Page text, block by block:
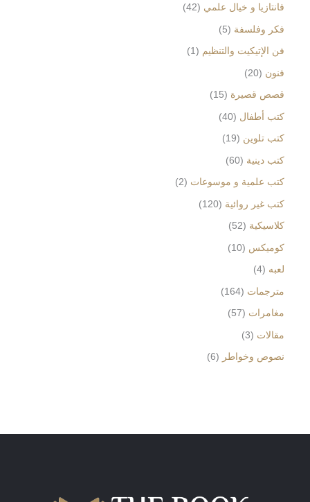
فانتازيا و خيال علمي 42
فكر وفلسفة 5
فن الإتيكيت والتنظيم 1
فنون 20
قصص قصيرة 15
كتب أطفال 40
كتب تلوين 19
كتب دينية 60
كتب علمية و موسوعات 2
كتب غير روائية 120
كلاسيكية 52
كوميكس 10
لعبه 4
مترجمات 164
مغامرات 57
مقالات 3
نصوص وخواطر
6